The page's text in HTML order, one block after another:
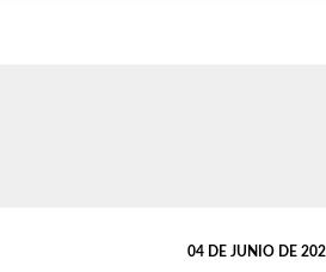
04 DE JUNIO DE